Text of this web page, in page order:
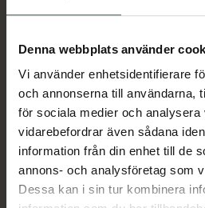
Denna webbplats använder
Vi använder enhetsidentifierare
och annonserna till användarna,
för sociala medier och analysera
vidarebefordrar även sådana
information från din enhet till de
annons- och analysföretag som
Dessa kan i sin tur kombinera
Beskrivning
Läs alltid
användning.
EAN:
05712440004399